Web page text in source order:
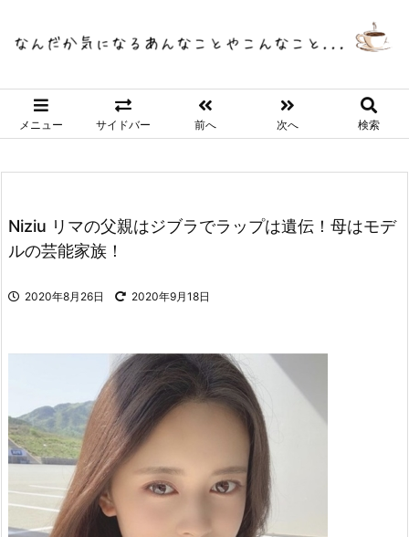
メニュー サイドバー 前へ 次へ 検索
Niziu リマの父親はジブラでラップは遺伝！母はモデ
ルの芸能家族！
2020年8月26日 2020年9月18日